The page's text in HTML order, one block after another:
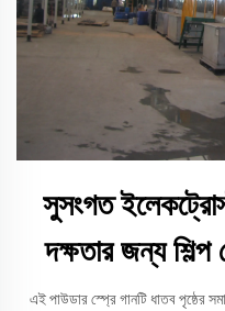
সুসংগত
দক্ষতার জন্য
এই পাউডার স্প্রে গানটি ধাতব পৃষ্ঠের